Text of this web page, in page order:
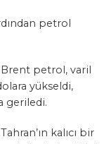
petrol
Brent petrol, varil
yükseldi,
geriledi.
kalıcı bir